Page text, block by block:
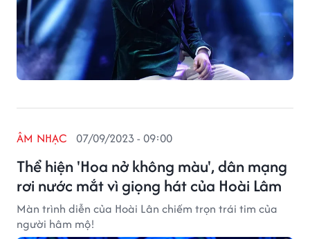
Thể hiện 'Hoa nở không màu', dân mạng
rơi nước mắt vì giọng hát của Hoài Lâm
ÂM NHẠC 07/09/2023 - 09:00
Màn trình diễn của Hoài Lân chiếm trọn trái tim của
người hâm mộ!